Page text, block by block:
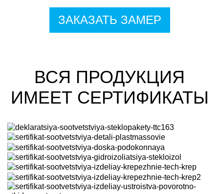
ЗАКАЗАТЬ ЗАМЕР
ВСЯ ПРОДУКЦИЯ
ИМЕЕТ СЕРТИФИКАТЫ